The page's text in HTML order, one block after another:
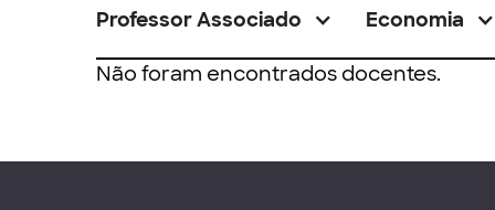
Professor Associado Economia
Não foram encontrados docentes.